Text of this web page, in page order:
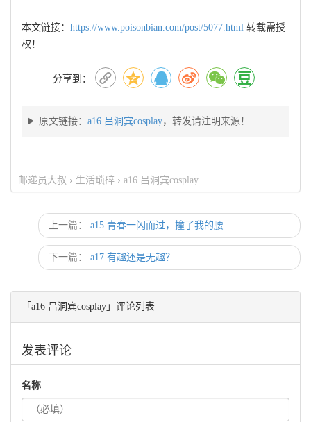
本文链接： https://www.poisonbian.com/post/5077.html 转载需授
权！
分享到：
原文链接： a16 吕洞宾cosplay，转发请注明来源！
邮递员大叔 › 生活琐碎 › a16 吕洞宾cosplay
上一篇： a15 青春一闪而过，撞了我的腰
下一篇： a17 有趣还是无趣？
「a16 吕洞宾cosplay」评论列表
发表评论
名称